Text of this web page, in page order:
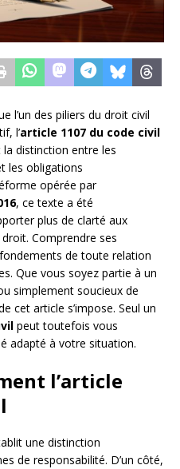
l’un des piliers du droit civil
l’article 1107 du code civil
distinction entre les
les obligations
opérée par
, ce texte a été
plus de clarté aux
Comprendre ses
de toute relation
Que vous soyez partie à un
simplement soucieux de
cet article s’impose. Seul un
peut toutefois vous
adapté à votre situation.
l’article
une distinction
de responsabilité. D’un côté,